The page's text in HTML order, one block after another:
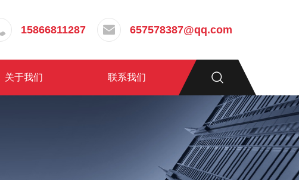
15866811287 657578387@qq.com
关于我们 联系我们